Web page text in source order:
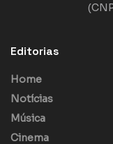
Editorias
Home
Notícias
Música
Cinema